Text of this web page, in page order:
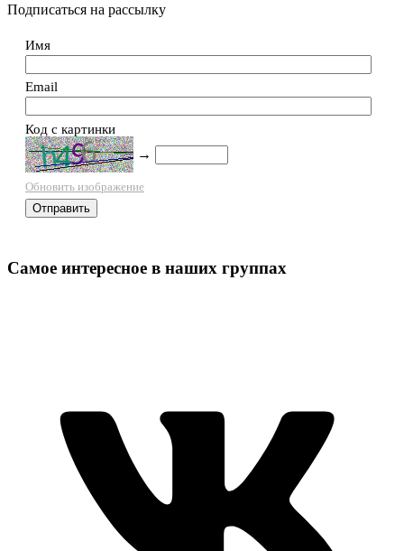
Подписаться на рассылку
Имя
Email
Код с картинки
→
Обновить изображение
Самое интересное в наших группах